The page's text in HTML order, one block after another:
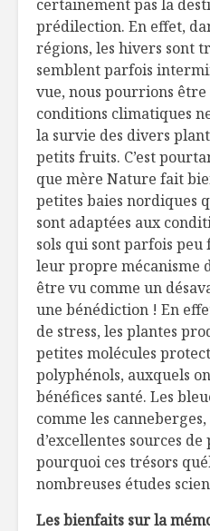
certainement pas la
prédilection. En effet,
régions, les hivers sont
semblent parfois
vue, nous pourrions
conditions climatiques
la survie des divers
petits fruits. C’est
que mère Nature fait
petites baies nordiques
sont adaptées aux
sols qui sont parfois
leur propre mécanisme
être vu comme un
une bénédiction ! En
de stress, les plantes
petites molécules
polyphénols, auxquels
bénéfices santé. Les
comme les
d’excellentes sources de
pourquoi ces trésors
nombreuses études
Les bienfaits sur la